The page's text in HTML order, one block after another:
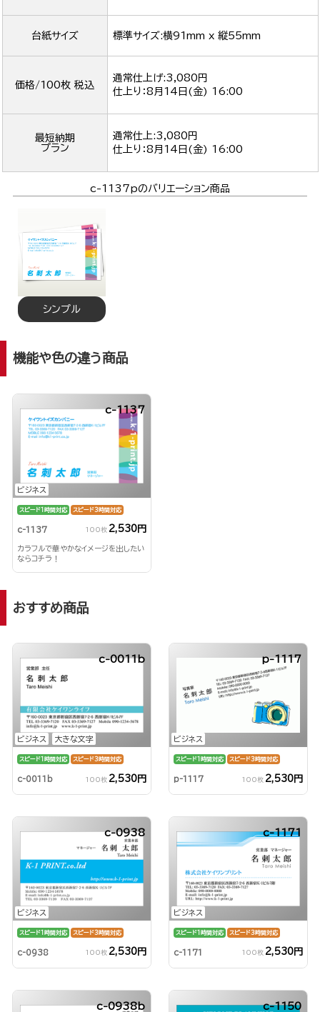
台紙サイズ 標準サイズ:横91mm x 縦55mm
価格/100枚 税込
通常仕上げ:3,080円
仕上り：8月14日(金) 16:00
最短納期
プラン
通常仕上:3,080円
仕上り：8月14日(金) 16:00
c-1137pのバリエーション商品
シンプル
機能や色の違う商品
ビジネス
c-1137
スピード1時間対応 スピード3時間対応
c-1137 100枚 2,530円
カラフルで華やかなイメージを出したい
ならコチラ！
おすすめ商品
ビジネス 大きな文字
c-0011b
スピード1時間対応 スピード3時間対応
c-0011b 100枚 2,530円
ビジネス
p-1117
スピード1時間対応 スピード3時間対応
p-1117 100枚 2,530円
ビジネス
c-0938
スピード1時間対応 スピード3時間対応
c-0938 100枚 2,530円
ビジネス
c-1171
スピード1時間対応 スピード3時間対応
c-1171 100枚 2,530円
c-0938b c-1150